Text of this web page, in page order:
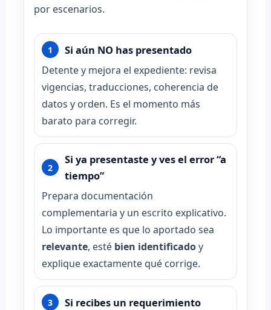
por escenarios.
1 Si aún NO has presentado
Detente y mejora el expediente: revisa
vigencias, traducciones, coherencia de
datos y orden. Es el momento más
barato para corregir.
2
Si ya presentaste y ves el error “a
tiempo”
Prepara documentación
complementaria y un escrito explicativo.
Lo importante es que lo aportado sea
relevante, esté bien identificadoy
explique exactamente qué corrige.
3 Si recibes un requerimiento